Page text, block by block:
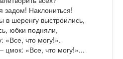
задом! Наклониться!
шеренгу выстроились,
юбки подняли,
«Все, что могу!».
«Все, что могу!»...